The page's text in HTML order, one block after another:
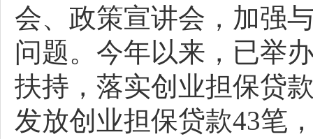
会、政策宣讲会，加强
问题。今年以来，已举
扶持，落实创业担保贷
发放创业担保贷款43笔